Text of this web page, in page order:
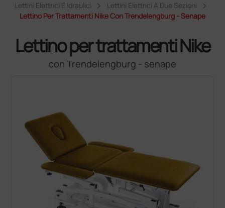
Lettini Elettrici E Idraulici
Lettini Elettrici A Due Sezioni
Lettino Per Trattamenti Nike Con Trendelengburg - Senape
Lettino per trattamenti Nike
con Trendelengburg - senape